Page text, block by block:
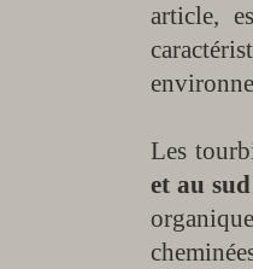
article,
Les
et au sud